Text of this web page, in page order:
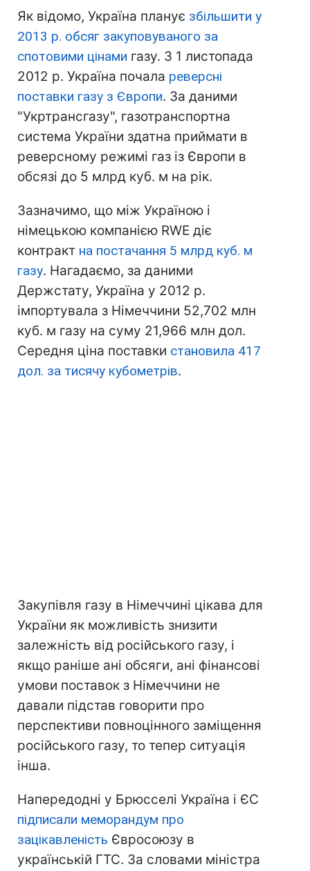
Як відомо, Україна планує збільшити у
2013 р. обсяг закуповуваного за
спотовими цінами газу. З 1 листопада
2012 р. Україна почала реверсні
поставки газу з Європи. За даними
"Укртрансгазу", газотранспортна
система України здатна приймати в
реверсному режимі газ із Європи в
обсязі до 5 млрд куб. м на рік.
Зазначимо, що між Україною і
німецькою компанією RWE діє
контракт на постачання 5 млрд куб. м
газу. Нагадаємо, за даними
Держстату, Україна у 2012 р.
імпортувала з Німеччини 52,702 млн
куб. м газу на суму 21,966 млн дол.
Середня ціна поставки становила 417
дол. за тисячу кубометрів.
Закупівля газу в Німеччині цікава для
України як можливість знизити
залежність від російського газу, і
якщо раніше ані обсяги, ані фінансові
умови поставок з Німеччини не
давали підстав говорити про
перспективи повноцінного заміщення
російського газу, то тепер ситуація
інша.
Напередодні у Брюсселі Україна і ЄС
підписали меморандум про
зацікавленість Євросоюзу в
українській ГТС. За словами міністра